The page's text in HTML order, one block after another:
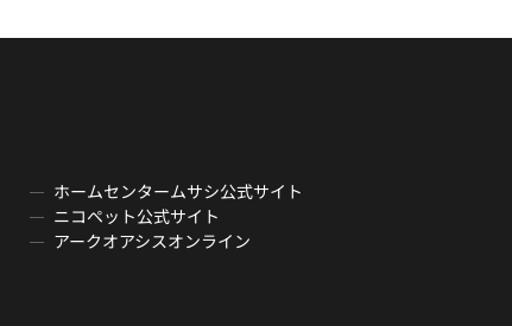
ホームセンタームサシ公式サイト
ニコペット公式サイト
アークオアシスオンライン